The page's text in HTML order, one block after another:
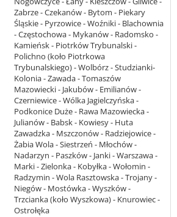
Zabrze - Czekanów - Bytom - Piekary
Śląskie - Pyrzowice - Woźniki - Blachownia
- Częstochowa - Mykanów - Radomsko -
Kamieńsk - Piotrków Trybunalski -
Polichno (koło Piotrkowa
Trybunalskiego) - Wolbórz - Studzianki-
Kolonia - Zawada - Tomaszów
Mazowiecki - Jakubów - Emilianów -
Czerniewice - Wólka Jagielczyńska -
Podkonice Duże - Rawa Mazowiecka -
Julianów - Babsk - Kowiesy - Huta
Zawadzka - Mszczonów - Radziejowice -
Żabia Wola - Siestrzeń - Młochów -
Nadarzyn - Paszków - Janki - Warszawa -
Marki - Zielonka - Kobyłka - Wołomin -
Radzymin - Wola Rasztowska - Trojany -
Niegów - Mostówka - Wyszków -
Trzcianka (koło Wyszkowa) - Knurowiec -
Ostrołęka